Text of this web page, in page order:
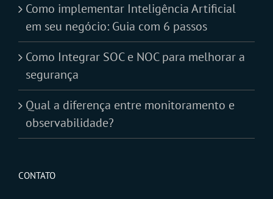
Como implementar Inteligência Artificial
em seu negócio: Guia com 6 passos
Como Integrar SOC e NOC para melhorar a
segurança
Qual a diferença entre monitoramento e
observabilidade?
CONTATO